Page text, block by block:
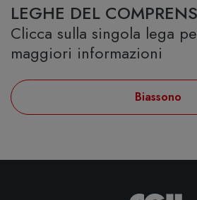
LEGHE DEL
Clicca sulla singola lega
maggiori informazioni
Biassono